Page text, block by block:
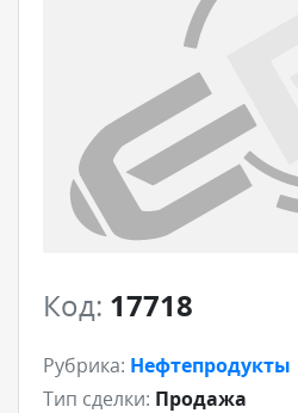
Код: 17718
Рубрика: Нефтепродукты
Тип сделки: Продажа